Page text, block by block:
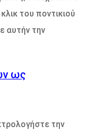
του ποντικιού
αυτήν την
ως
την